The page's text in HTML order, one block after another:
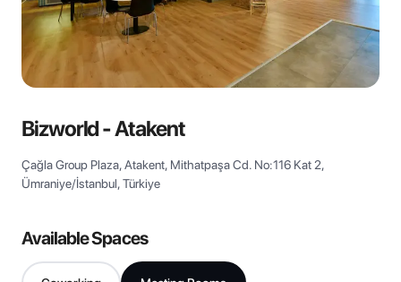
Bizworld - Atakent
Çağla Group Plaza, Atakent, Mithatpaşa Cd. No:116 Kat 2,
Ümraniye/İstanbul, Türkiye
Available Spaces